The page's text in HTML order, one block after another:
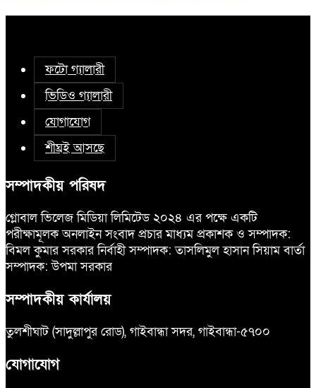
ফটো গ্যালারী
ভিডিও গ্যালারী
যোগাযোগ
শীঘ্রই আসছে
সম্পাদকীয় পরিষদ
গ্লোবাল ভিলেজ মিডিয়া লিমিটেড ২০২৪ এর পক্ষে একটি
পরীক্ষামূলক অনলাইন সংবাদ প্রচার মাধ্যম প্রকাশক ও সম্পাদক:
বিমল কুমার সরকার নির্বাহী সম্পাদক: তাসলিমুল হাসান সিয়াম বার্তা
সম্পাদক: উপমা সরকার
সম্পাদকীয় কার্যালয়
তুলশীঘাট (সাদুল্লাপুর রোড), গাইবান্ধা সদর, গাইবান্ধা-৫৭০০
যোগাযোগ